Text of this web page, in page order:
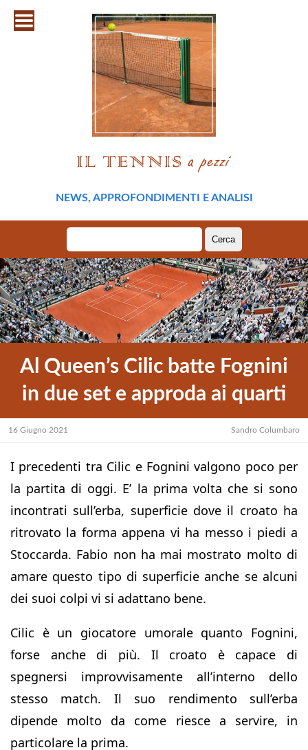
NEWS, APPROFONDIMENTI E ANALISI
per:
Al Queen’s Cilic batte Fognini
in due set e approda ai quarti
16 Giugno 2021 Sandro Columbaro
I precedenti tra Cilic e Fognini valgono poco per
la partita di oggi. E’ la prima volta che si sono
incontrati sull’erba, superficie dove il croato ha
ritrovato la forma appena vi ha messo i piedi a
Stoccarda. Fabio non ha mai mostrato molto di
amare questo tipo di superficie anche se alcuni
dei suoi colpi vi si adattano bene.
Cilic è un giocatore umorale quanto Fognini,
forse anche di più. Il croato è capace di
spegnersi improvvisamente all’interno dello
stesso match. Il suo rendimento sull’erba
dipende molto da come riesce a servire, in
particolare la prima.